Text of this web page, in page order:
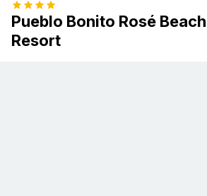
Pueblo Bonito Rosé
Resort